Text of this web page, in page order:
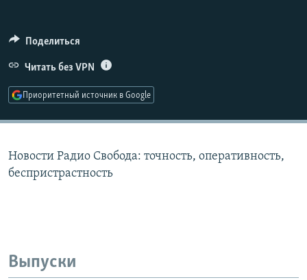
ПОДПИШИТЕСЬ НА РАССЫЛКУ
СОЦИАЛЬНЫЕ СЕТИ
Поделиться
Читать без VPN
Приоритетный источник в Google
Новости Радио Свобода: точность, оперативность,
беспристрастность
Выпуски